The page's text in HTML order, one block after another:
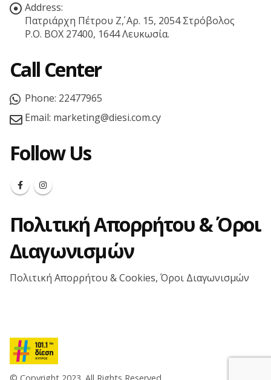
Address:
Πατριάρχη Πέτρου Ζ΄, Αρ. 15, 2054 Στρόβολος
P.O. BOX 27400, 1644 Λευκωσία.
Call Center
Phone: 22477965
Email: marketing@diesi.com.cy
Follow Us
Πολιτική Απορρήτου & Όροι
Διαγωνισμών
Πολιτική Απορρήτου & Cookies, Όροι Διαγωνισμών
© Copyright 2023. All Rights Reserved.